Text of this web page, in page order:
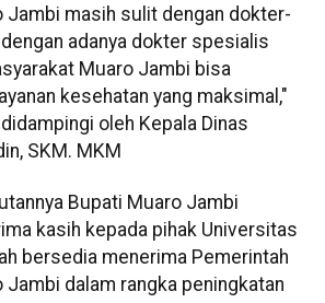
Jambi masih sulit dengan dokter-
adanya dokter spesialis
Muaro Jambi bisa
kesehatan yang maksimal,"
oleh Kepala Dinas
SKM. MKM
Bupati Muaro Jambi
kasih kepada pihak Universitas
bersedia menerima Pemerintah
Jambi dalam rangka peningkatan